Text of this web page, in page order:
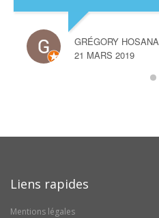
GRÉGORY HOSANA
21 MARS 2019
Liens rapides
Mentions légales